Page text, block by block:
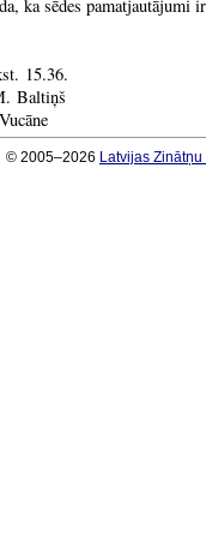
ka sēdes pamatjautājumi
15.36.
Baltiņš
© 2005–2026 Latvijas